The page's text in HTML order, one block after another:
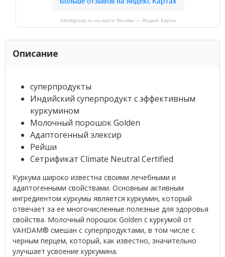
IHerbgroup.ru на карте Москвы — Яндекс Карты
Описание
суперпродукты
Индийский суперпродукт с эффективным
куркумином
Молочный порошок Golden
Адаптогенный элексир
Рейши
Сетрификат Climate Neutral Certified
Куркума широко известна своими лечебными и
адаптогенными свойствами. Основным активным
ингредиентом куркумы является куркумин, который
отвечает за ее многочисленные полезные для здоровья
свойства. Молочный порошок Golden с куркумой от
VAHDAM® смешан с суперпродуктами, в том числе с
черным перцем, который, как известно, значительно
улучшает усвоение куркумина.